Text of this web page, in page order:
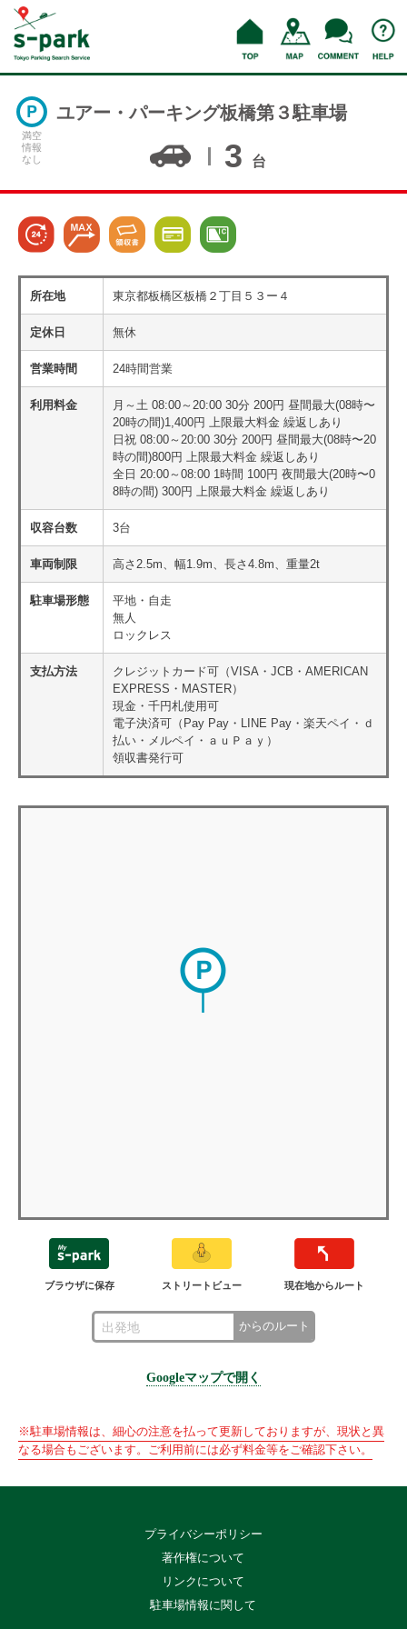
満空
情報
なし
ユアー・パーキング板橋第３駐車場
3 台
所在地 東京都板橋区板橋２丁目５３ー４
定休日 無休
営業時間 24時間営業
利用料金
月～土 08:00～20:00 30分 200円 昼間最大(08時〜
20時の間)1,400円 上限最大料金 繰返しあり
日祝 08:00～20:00 30分 200円 昼間最大(08時〜20
時の間)800円 上限最大料金 繰返しあり
全日 20:00～08:00 1時間 100円 夜間最大(20時〜0
8時の間) 300円 上限最大料金 繰返しあり
収容台数 3台
車両制限 高さ2.5m、幅1.9m、長さ4.8m、重量2t
駐車場形態
平地・自走
無人
ロックレス
支払方法
クレジットカード可（VISA・JCB・AMERICAN
EXPRESS・MASTER）
現金・千円札使用可
電子決済可（Pay Pay・LINE Pay・楽天ペイ・ｄ
払い・メルペイ・ａｕＰａｙ）
領収書発行可
ブラウザに保存 ストリートビュー 現在地からルート
からのルート
Googleマップで開く
※駐車場情報は、細心の注意を払って更新しておりますが、現状と異
なる場合もございます。ご利用前には必ず料金等をご確認下さい。
プライバシーポリシー
著作権について
リンクについて
駐車場情報に関して